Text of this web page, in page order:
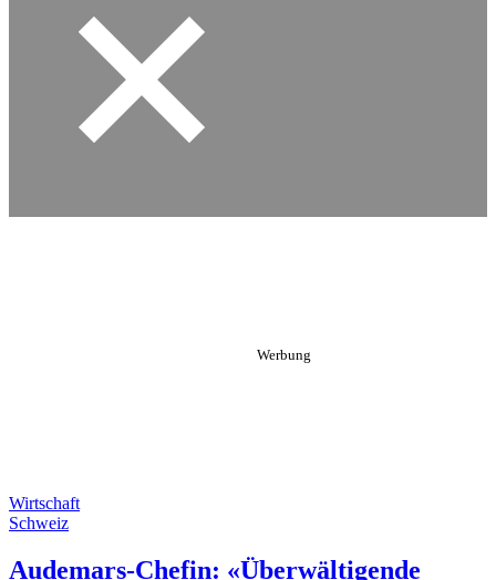
Wirtschaft
Schweiz
Audemars-Chefin: «Überwältigende